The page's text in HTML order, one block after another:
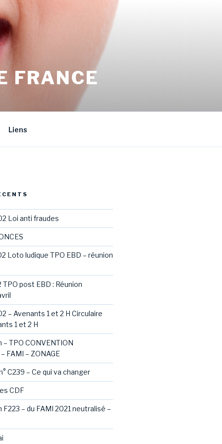
FRANCE
Liens
Loi anti fraudes
Loto ludique TPO EBD – réunion
post EBD : Réunion
– Avenants 1 et 2 H Circulaire
1 et 2 H
– TPO CONVENTION
FAMI – ZONAGE
C239 – Ce qui va changer
CDF
F223 – du FAMI 2021 neutralisé –